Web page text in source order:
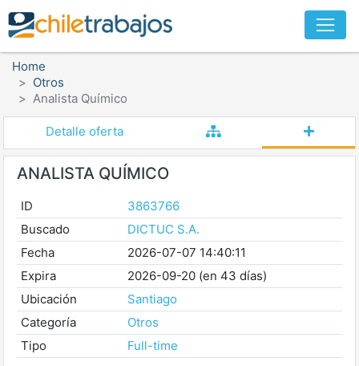
Home
Otros
Analista Químico
Detalle oferta
ANALISTA QUÍMICO
ID
3863766
Buscado
DICTUC S.A.
Fecha
2026-07-07 14:40:11
Expira
2026-09-20 (en 43 días)
Ubicación
Santiago
Categoría
Otros
Tipo
Full-time